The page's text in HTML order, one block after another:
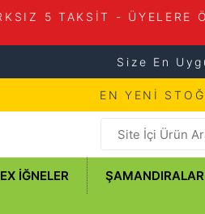
5 TAKSİT -
Size En
EN YENİ
İĞNELER ŞAMANDIRALAR